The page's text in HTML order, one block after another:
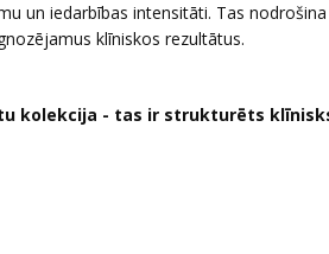
un iedarbības intensitāti. Tas
klīniskos rezultātus.
kolekcija - tas ir strukturēts